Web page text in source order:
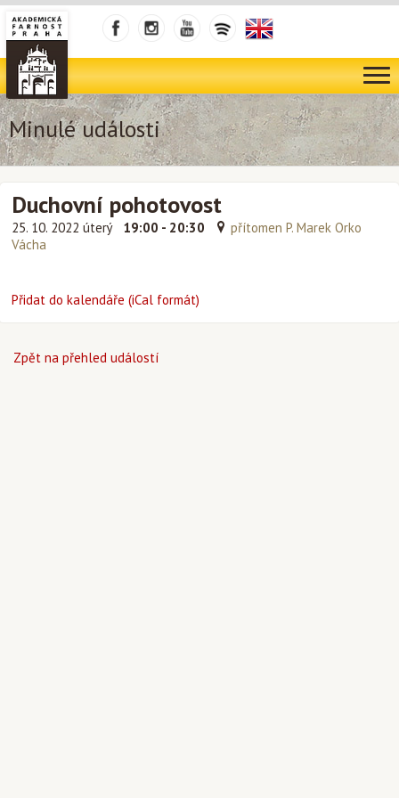
Minulé události
Duchovní pohotovost
25. 10. 2022 úterý 19:00 - 20:30
přítomen P. Marek Orko
Vácha
Přidat do kalendáře (iCal formát)
Zpět na přehled událostí